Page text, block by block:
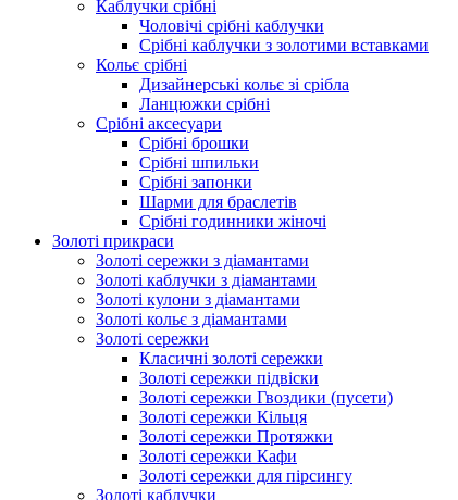
Каблучки срібні
Чоловічі срібні каблучки
Срібні каблучки з золотими вставками
Кольє срібні
Дизайнерські кольє зі срібла
Ланцюжки срібні
Срібні аксесуари
Срібні брошки
Срібні шпильки
Срібні запонки
Шарми для браслетів
Срібні годинники жіночі
Золоті прикраси
Золоті сережки з діамантами
Золоті каблучки з діамантами
Золоті кулони з діамантами
Золоті кольє з діамантами
Золоті сережки
Класичні золоті сережки
Золоті сережки підвіски
Золоті сережки Гвоздики (пусети)
Золоті сережки Кільця
Золоті сережки Протяжки
Золоті сережки Кафи
Золоті сережки для пірсингу
Золоті каблучки